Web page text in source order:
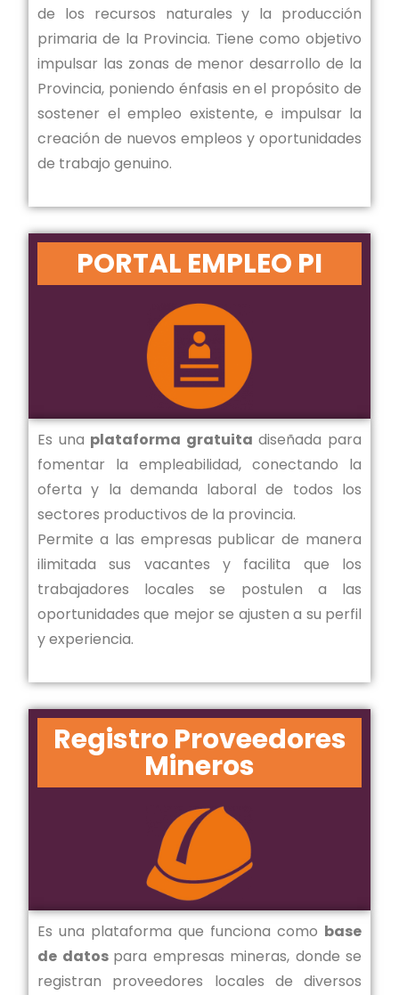
de los recursos naturales y la producción
primaria de la Provincia. Tiene como objetivo
impulsar las zonas de menor desarrollo de la
Provincia, poniendo énfasis en el propósito de
sostener el empleo existente, e impulsar la
creación de nuevos empleos y oportunidades
de trabajo genuino.
PORTAL EMPLEO PI
Es una plataforma gratuita diseñada para
fomentar la empleabilidad, conectando la
oferta y la demanda laboral de todos los
sectores productivos de la provincia.
Permite a las empresas publicar de manera
ilimitada sus vacantes y facilita que los
trabajadores locales se postulen a las
oportunidades que mejor se ajusten a su perfil
y experiencia.
Registro Proveedores
Mineros
Es una plataforma que funciona como base
de datos para empresas mineras, donde se
registran proveedores locales de diversos